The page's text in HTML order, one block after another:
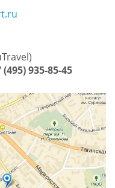
(495) 935-85-45